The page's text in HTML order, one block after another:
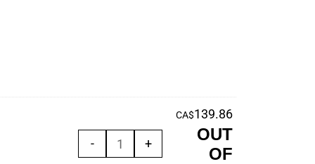
-
quantité
de
+
CA$139.86
OUT
OF